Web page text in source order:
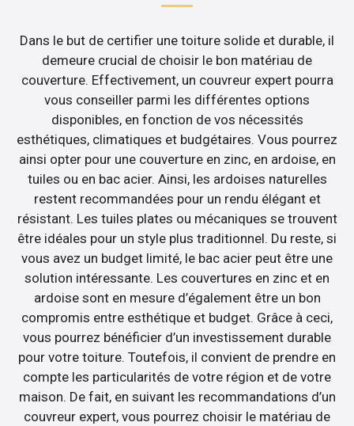
Dans le but de certifier une toiture solide et durable, il
demeure crucial de choisir le bon matériau de
couverture. Effectivement, un couvreur expert pourra
vous conseiller parmi les différentes options
disponibles, en fonction de vos nécessités
esthétiques, climatiques et budgétaires. Vous pourrez
ainsi opter pour une couverture en zinc, en ardoise, en
tuiles ou en bac acier. Ainsi, les ardoises naturelles
restent recommandées pour un rendu élégant et
résistant. Les tuiles plates ou mécaniques se trouvent
être idéales pour un style plus traditionnel. Du reste, si
vous avez un budget limité, le bac acier peut être une
solution intéressante. Les couvertures en zinc et en
ardoise sont en mesure d’également être un bon
compromis entre esthétique et budget. Grâce à ceci,
vous pourrez bénéficier d’un investissement durable
pour votre toiture. Toutefois, il convient de prendre en
compte les particularités de votre région et de votre
maison. De fait, en suivant les recommandations d’un
couvreur expert, vous pourrez choisir le matériau de